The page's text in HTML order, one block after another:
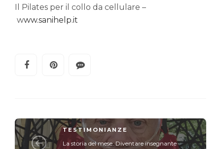
Il Pilates per il collo da cellulare –
www.sanihelp.it
TESTIMONIANZE
La storia del mese. Diventare insegnante